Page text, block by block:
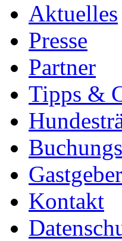
Aktuelles
Presse
Partner
Tipps &
Kontakt